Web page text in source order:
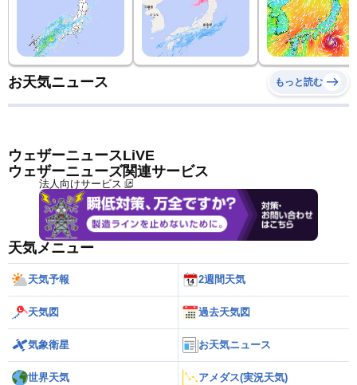
お天気ニュース もっと読む
ウェザーニュースLiVE
ウェザーニューズ関連サービス
法人向けサービス
天気メニュー
天気予報 2週間天気
天気図 過去天気図
気象衛星 お天気ニュース
世界天気 アメダス(実況天気)